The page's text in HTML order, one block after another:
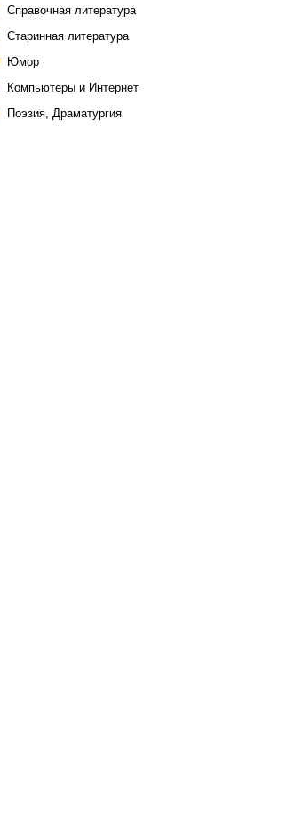
Справочная литература
Старинная литература
Юмор
Компьютеры и Интернет
Поэзия, Драматургия